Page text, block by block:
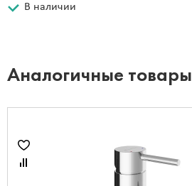
В наличии
Аналогичные товары